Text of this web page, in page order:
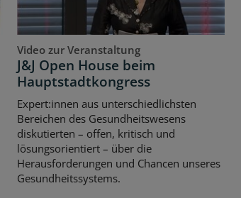
Video zur Veranstaltung
J&J Open House beim
Hauptstadtkongress
Expert:innen aus unterschiedlichsten
Bereichen des Gesundheitswesens
diskutierten – offen, kritisch und
lösungsorientiert – über die
Herausforderungen und Chancen unseres
Gesundheitssystems.